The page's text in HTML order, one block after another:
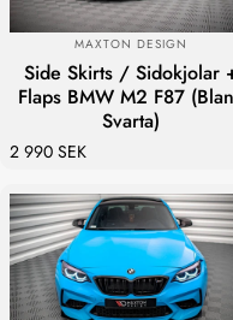
LEVERANTÖR:
MAXTON DESIGN
Side Skirts / Sidokjolar
Flaps BMW M2 F87
Svarta)
2 990 SEK